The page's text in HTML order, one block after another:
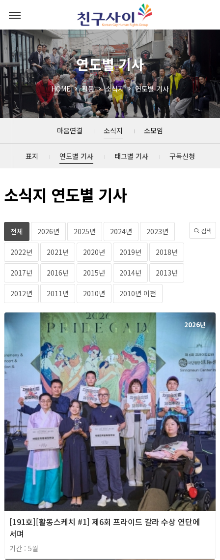
연도별 기사
HOME 활동 소식지 연도별 기사
마음연결 소식지 소모임
표지 연도별 기사 태그별 기사 구독신청
소식지 연도별 기사
전체 2026년 2025년 2024년 2023년
2022년 2021년 2020년 2019년 2018년
2017년 2016년 2015년 2014년 2013년
2012년 2011년 2010년 2010년 이전
검색
2026년
[191호][활동스케치 #1] 제6회 프라이드 갈라 수상 연단에
서며
기간 : 5월